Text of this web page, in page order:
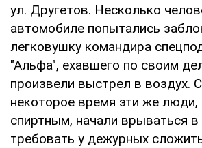
ул. Другетов. Несколько
автомобиле попытались
легковушку командира
"Альфа", ехавшего по своим
произвели выстрел в воздух.
некоторое время эти же люди,
спиртным, начали врываться
требовать у дежурных